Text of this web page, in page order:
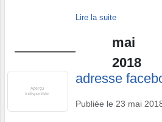
Lire la suite
mai
2018
adresse
Publiée le 23 mai